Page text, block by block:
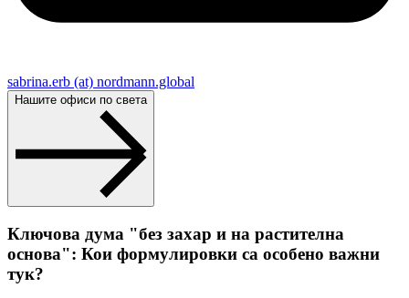
sabrina.erb (at) nordmann.global
Нашите офиси по света
Ключова дума "без захар и на растителна
основа": Кои формулировки са особено важни
тук?